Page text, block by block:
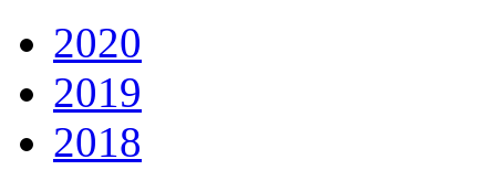
2020
2019
2018